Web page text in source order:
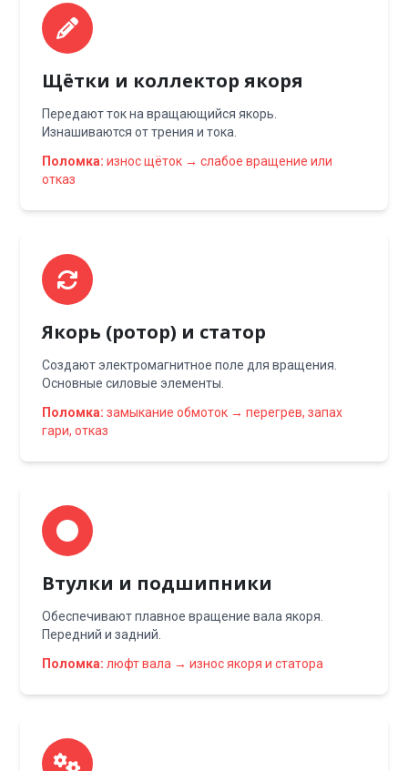
Щётки и коллектор якоря
Передают ток на вращающийся якорь.
Изнашиваются от трения и тока.
Поломка: износ щёток → слабое вращение или
отказ
Якорь (ротор) и статор
Создают электромагнитное поле для вращения.
Основные силовые элементы.
Поломка: замыкание обмоток → перегрев, запах
гари, отказ
Втулки и подшипники
Обеспечивают плавное вращение вала якоря.
Передний и задний.
Поломка: люфт вала → износ якоря и статора